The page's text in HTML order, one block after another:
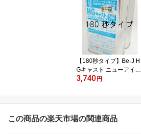
【180秒タイプ】Be-J H
Gキャスト ニューアイボ
リー 2kgセット（ノン
3,740 円
この商品の楽天市場の関連商品